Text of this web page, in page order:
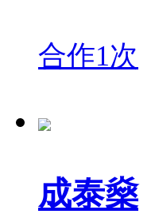
合作1次
成泰燊